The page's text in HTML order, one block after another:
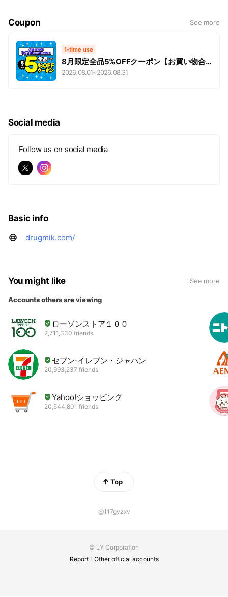
Coupon See more
1-time use
8月限定全品5%OFFクーポン【お買い物合
計 1,000円（税込）以上で使える】
2026.08.01~2026.08.31
Social media
Follow us on social media
Basic info
drugmik.com/
You might like See more
Accounts others are viewing
ローソンストア１００
2,711,330 friends
セブン‐イレブン・ジャパン
20,993,237 friends
Yahoo!ショッピング
20,544,801 friends
Top
@117gyzxv
© LY Corporation
Report
Other official accounts